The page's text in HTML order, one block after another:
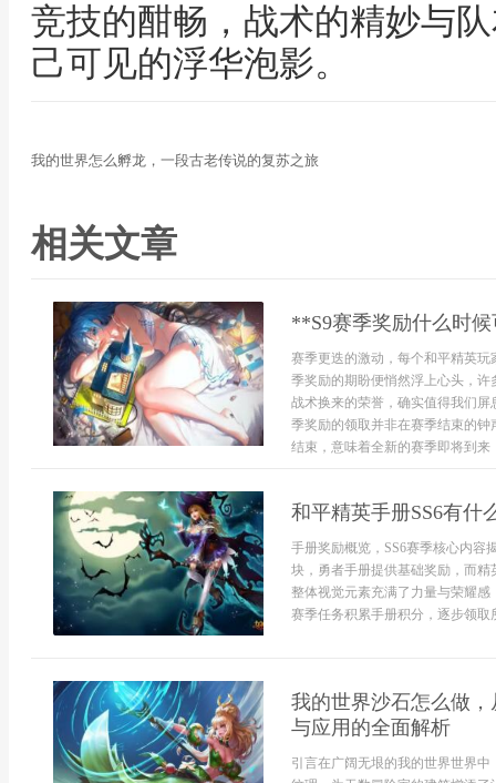
竞技的酣畅，战术的精妙与
己可见的浮华泡影。
我的世界怎么孵龙，一段古老传说的复苏之旅
相关文章
**S9赛季奖励什么时
赛季更迭的激动，每个和平精英
季奖励的期盼便悄然浮上心头，
战术换来的荣誉，确实值得我们
季奖励的领取并非在赛季结束的
结束，意味着全新的赛季即将到来
和平精英手册SS6有什
手册奖励概览，SS6赛季核心内容
块，勇者手册提供基础奖励，而
整体视觉元素充满了力量与荣耀
赛季任务积累手册积分，逐步领取
我的世界沙石怎么做
与应用的全面解析
引言在广阔无垠的我的世界世界